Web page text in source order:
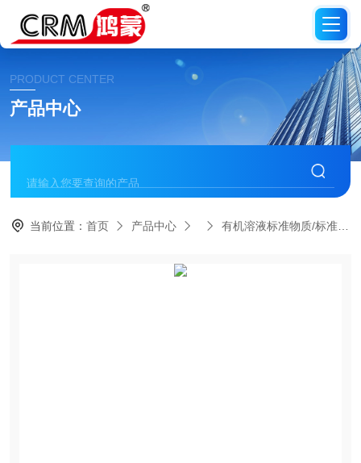
PRODUCT CENTER
产品中心
当前位置：首页 产品中心 有机溶液标准物质/标准品